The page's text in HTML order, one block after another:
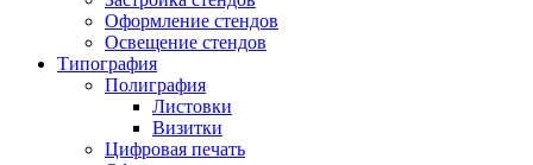
Оформление стендов
Освещение стендов
Типография
Полиграфия
Листовки
Визитки
Цифровая печать